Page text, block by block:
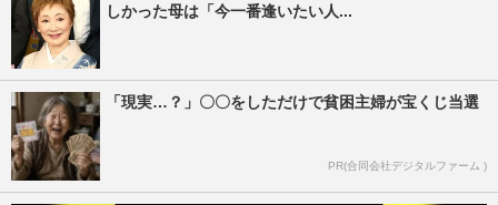
しかった母は「今一番逢いたい人...
「現実…？」〇〇をしただけで貧困主婦が宝くじ当選
PR(合同会社デジタルファーム )